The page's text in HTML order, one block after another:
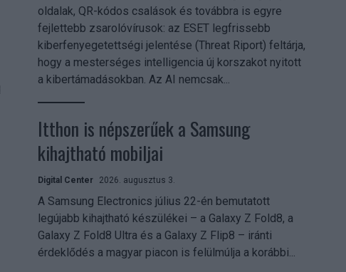
oldalak, QR-kódos csalások és továbbra is egyre
fejlettebb zsarolóvírusok: az ESET legfrissebb
kiberfenyegetettségi jelentése (Threat Riport) feltárja,
hogy a mesterséges intelligencia új korszakot nyitott
a kibertámadásokban. Az AI nemcsak...
Itthon is népszerűek a Samsung
kihajtható mobiljai
Digital Center 2026. augusztus 3.
A Samsung Electronics július 22-én bemutatott
legújabb kihajtható készülékei – a Galaxy Z Fold8, a
Galaxy Z Fold8 Ultra és a Galaxy Z Flip8 – iránti
érdeklődés a magyar piacon is felülmúlja a korábbi...